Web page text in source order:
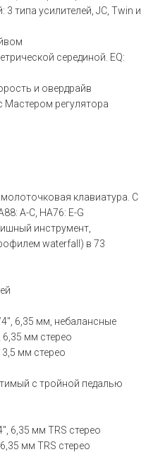
типа усилителей, JC, Twin и
серединой. EQ:
и овердрайв
Мастером регулятора
клавиатура. С
A-C, HA76: E-G
инструмент,
waterfall) в 73
6,35 мм, небалансные
мм стерео
мм стерео
с тройной педалью
6,35 мм TRS стерео
мм TRS стерео